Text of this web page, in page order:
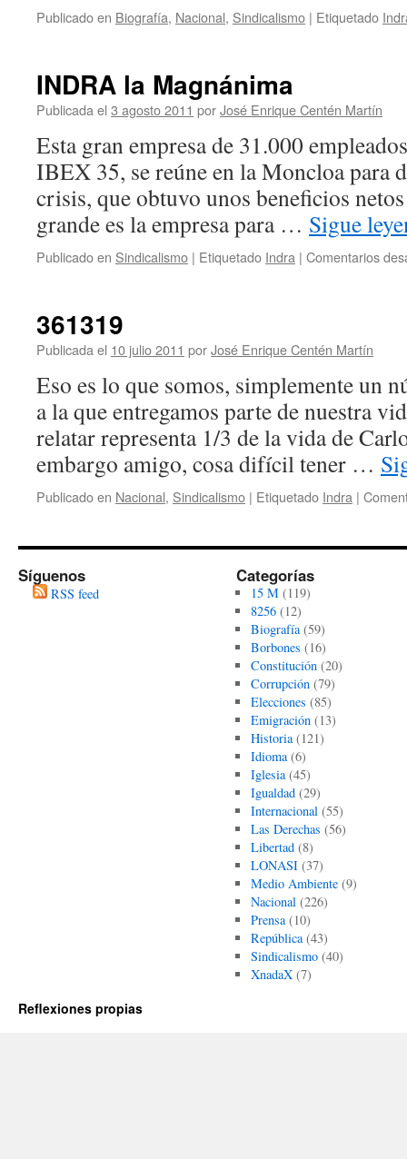
Publicado en Biografía, Nacional, Sindicalismo | Etiquetado
INDRA la Magnánima
Publicada el 3 agosto 2011 porJosé Enrique Centén Martín
Esta gran empresa de 31.000
IBEX 35, se reúne en la Moncloa para
crisis, que obtuvo unos beneficios
grande es la empresa para … Sigue
Publicado en Sindicalismo | Etiquetado Indra | Comentarios
361319
Publicada el 10 julio 2011 porJosé Enrique Centén Martín
Eso es lo que somos, simplemente un
a la que entregamos parte de nuestra
relatar representa 1/3 de la vida de
embargo amigo, cosa difícil tener …
Publicado en Nacional, Sindicalismo | Etiquetado Indra |
Síguenos
RSS feed
Categorías
15 M(119)
8256(12)
Biografía(59)
Borbones (16)
Constitución(20)
Corrupción(79)
Elecciones (85)
Emigración(13)
Historia(121)
Idioma(6)
Iglesia(45)
Igualdad(29)
Internacional(55)
Las Derechas (56)
Libertad(8)
LONASI(37)
Medio Ambiente(9)
Nacional(226)
Prensa(10)
República(43)
Sindicalismo(40)
XnadaX(7)
Reflexiones propias